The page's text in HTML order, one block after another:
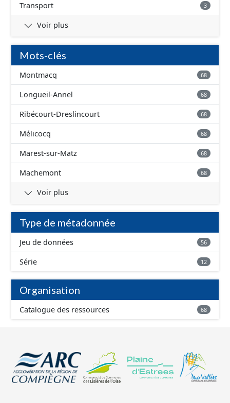
Transport 3
Voir plus
Mots-clés
Montmacq 68
Longueil-Annel 68
Ribécourt-Dreslincourt 68
Mélicocq 68
Marest-sur-Matz 68
Machemont 68
Voir plus
Type de métadonnée
Jeu de données 56
Série 12
Organisation
Catalogue des ressources 68